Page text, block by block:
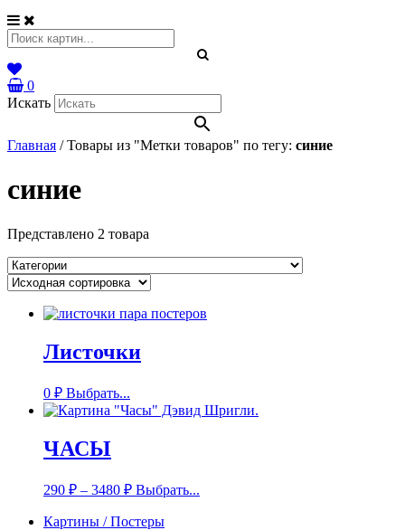
0
Искать
Главная /Товары из "Метки товаров" по тегу: синие
синие
Представлено 2 товара
Листочки
0 ₽ Выбрать...
ЧАСЫ
290 ₽ – 3480 ₽ Выбрать...
Картины / Постеры